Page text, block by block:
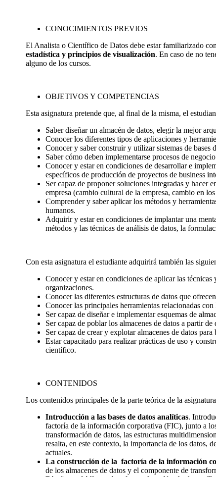
CONOCIMIENTOS PREVIOS
El Analista o Científico de Datos debe estar familiarizado
estadística y principios de visualización. En caso de no
alguno de los cursos.
OBJETIVOS Y COMPETENCIAS
Esta asignatura pretende que, al final de la misma, el
Saber diseñar un almacén de datos, elegir la mejor
Conocer los diferentes tipos de aplicaciones y
Conocer y saber construir y utilizar sistemas de bases
Saber cómo deben implementarse procesos de
Conocer y estar en condiciones de desarrollar e
específicos de producción de proyectos de business
Ser capaz de proponer soluciones integradas y hacer
empresa (cambio cultural de la empresa, cambio en
Comprender y saber aplicar los métodos y
humanos.
Adquirir y estar en condiciones de implantar una
métodos y las técnicas de análisis de datos, la
Con esta asignatura el estudiante adquirirá también las
Conocer y estar en condiciones de aplicar las
organizaciones.
Conocer las diferentes estructuras de datos que
Conocer las principales herramientas relacionadas
Ser capaz de diseñar e implementar esquemas de
Ser capaz de poblar los almacenes de datos a partir
Ser capaz de crear y explotar almacenes de datos
Estar capacitado para realizar prácticas de uso y
científico.
CONTENIDOS
Los contenidos principales de la parte teórica de la
Introducción a las bases de datos analíticas.
factoría de la información corporativa (FIC), junto a
transformación de datos, las estructuras
resalta, en este contexto, la importancia de los datos,
actuales.
La construcción de la factoría de la información
de los almacenes de datos y el componente de